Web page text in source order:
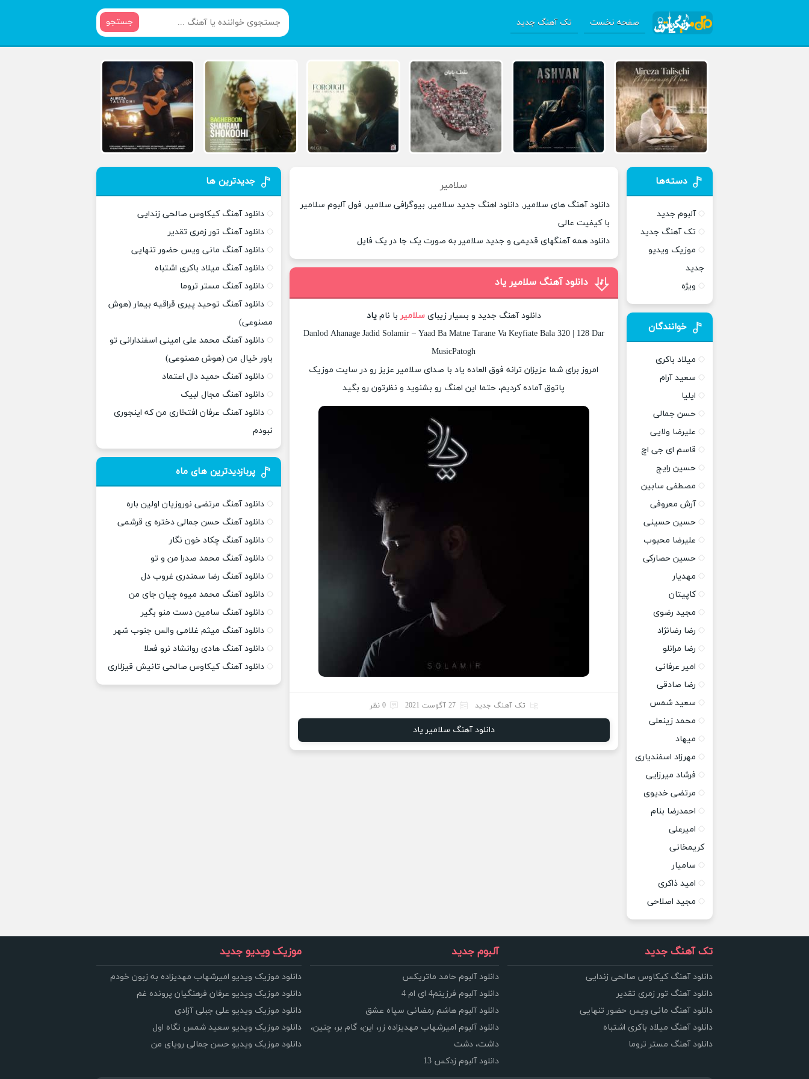
صفحه نخست تک آهنگ جدید جستجو
سلامیر
دانلود آهنگ های سلامیر, دانلود اهنگ جدید سلامیر, بیوگرافی سلامیر, فول آلبوم سلامیر
با کیفیت عالی
دانلود همه آهنگهای قدیمی و جدید سلامیر به صورت یک جا در یک فایل
دانلود آهنگ سلامیر یاد
دانلود آهنگ جدید و بسیار زیبایسلامیر با نامیاد
Danlod Ahanage Jadid Solamir – Yaad Ba Matne Tarane Va Keyfiate Bala 320 | 128 Dar
MusicPatogh
امروز برای شما عزیزان ترانه فوق العاده یاد با صدای سلامیر عزیز رو در سایت موزیک
پاتوق آماده کردیم، حتما این اهنگ رو بشنوید و نظرتون رو بگید
تک آهنگ جدید 27 آگوست 2021 0 نظر
دانلود آهنگ سلامیر یاد
دسته‌ها
آلبوم جدید
تک آهنگ جدید
موزیک ویدیو
جدید
ویژه
خوانندگان
میلاد باکری
سعید آرام
ایلیا
حسن جمالی
علیرضا ولایی
قاسم ای جی اچ
حسین رایج
مصطفی سابین
آرش معروفی
حسین حسینی
علیرضا محبوب
حسین حصارکی
مهدیار
کاپیتان
مجید رضوی
رضا رضانژاد
رضا مرانلو
امیر عرفانی
رضا صادقی
سعید شمس
محمد زینعلی
میهاد
مهرزاد اسفندیاری
فرشاد میرزایی
مرتضی خدیوی
احمدرضا بنام
امیرعلی
کریمخانی
سامیار
امید ذاکری
مجید اصلاحی
جدیدترین ها
دانلود آهنگ کیکاوس صالحی زندایی
دانلود آهنگ تور زمری تقدیر
دانلود آهنگ مانی ویس حضور تنهایی
دانلود آهنگ میلاد باکری اشتباه
دانلود آهنگ مستر تروما
دانلود آهنگ توحید پیری قراقیه بیمار (هوش
مصنوعی)
دانلود آهنگ محمد علی امینی اسفندارانی تو
باور خیال من (هوش مصنوعی)
دانلود آهنگ حمید دال اعتماد
دانلود آهنگ مجال لبیک
دانلود آهنگ عرفان افتخاری من که اینجوری
نبودم
پربازدیدترین های ماه
دانلود آهنگ مرتضی نوروزیان اولین باره
دانلود آهنگ حسن جمالی دختره ی قرشمی
دانلود آهنگ چکاد خون نگار
دانلود آهنگ محمد صدرا من و تو
دانلود آهنگ رضا سمندری غروب دل
دانلود آهنگ محمد میوه چیان جای من
دانلود آهنگ سامین دست منو بگیر
دانلود آهنگ میثم غلامی والس جنوب شهر
دانلود آهنگ هادی روانشاد نرو فعلا
دانلود آهنگ کیکاوس صالحی تانیش قیزلاری
تک آهنگ جدید
دانلود آهنگ کیکاوس صالحی زندایی
دانلود آهنگ تور زمری تقدیر
دانلود آهنگ مانی ویس حضور تنهایی
دانلود آهنگ میلاد باکری اشتباه
دانلود آهنگ مستر تروما
آلبوم جدید
دانلود آلبوم حامد ماتریکس
دانلود آلبوم فرزینم4 ای ام 4
دانلود آلبوم هاشم رمضانی سپاه عشق
دانلود آلبوم امیرشهاب مهدیزاده زر، این، گام بر، چنین،
داشت، دشت
دانلود آلبوم زدکس 13
موزیک ویدیو جدید
دانلود موزیک ویدیو امیرشهاب مهدیزاده به زبون خودم
دانلود موزیک ویدیو عرفان فرهنگیان پرونده غم
دانلود موزیک ویدیو علی جبلی آزادی
دانلود موزیک ویدیو سعید شمس نگاه اول
دانلود موزیک ویدیو حسن جمالی رویای من